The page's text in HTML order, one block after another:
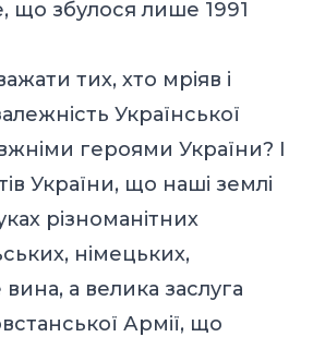
що збулося лише 1991
тих, хто мріяв і
Української
героями України? І
України, що наші землі
різноманітних
німецьких,
а велика заслуга
Армії, що